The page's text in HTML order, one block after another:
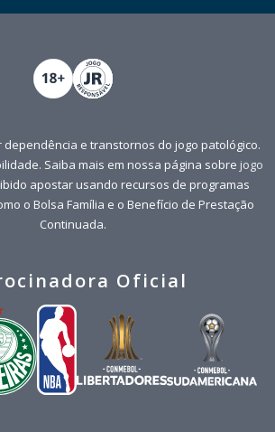
e transtornos do jogo patológico.
Saiba mais em nossa página sobre jogo
apostar usando recursos de programas
o Bolsa Família e o Benefício de Prestação
Continuada.
Oficial